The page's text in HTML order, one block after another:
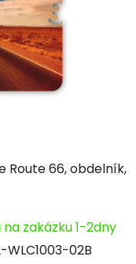
Route 66, obdelník,
zakázku 1-2dny
WLC1003-02B